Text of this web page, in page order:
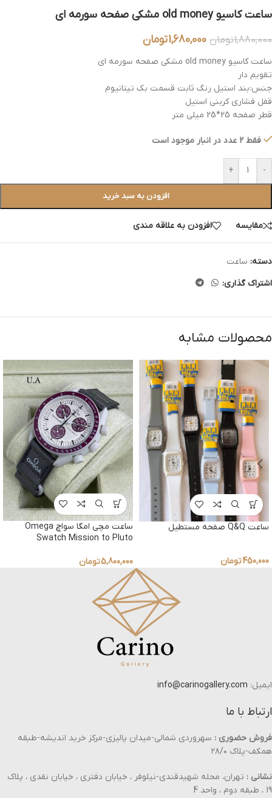
ساعت کاسیو old money مشکی صفحه سورمه ای
1,880,000تومان 1,680,000تومان
ساعت کاسیو old money مشکی صفحه سورمه ای
تقویم دار
جنس:بند استیل رنگ ثابت قسمت بک تیتانیوم
قفل فشاری کربنی استیل
قطر صفحه 25*25 میلی متر
فقط 2 عدد در انبار موجود است
-
+
افزودن به سبد خرید
مقایسه افزودن به علاقه مندی
دسته: ساعت
اشتراک گذاری:
محصولات مشابه
ساعت Q&Q صفحه مستطیل
450,000تومان
ساعت مچی امگا سواچ Omega
Swatch Mission to Pluto
5,800,000تومان
ایمیل: info@carinogallery.com
ارتباط با ما
فروش حضوری : سهروردی شمالی-میدان پالیزی-مرکز خرید اندیشه-طبقه
همکف-پلاک ۲۸/۰
نشانی : تهران، محله شهیدقندی-نیلوفر ، خیابان دفتری ، خیابان نقدی ، پلاک
19 ، طبقه دوم ، واحد 4